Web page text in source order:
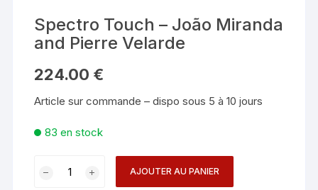
Spectro Touch – João Miranda
and Pierre Velarde
224.00 €
Article sur commande – dispo sous 5 à 10 jours
83 en stock
AJOUTER AU PANIER